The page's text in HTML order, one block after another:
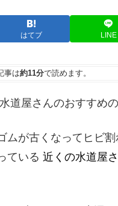
はてブ LINE
事は約11分で読めます。
道屋さんのおすすめ
ムが古くなってヒビ
ている 近くの水道屋